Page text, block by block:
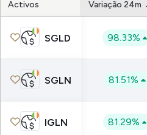
Activos Variação 24m
SGLD 98.33%
SGLN 81.51%
IGLN 81.29%